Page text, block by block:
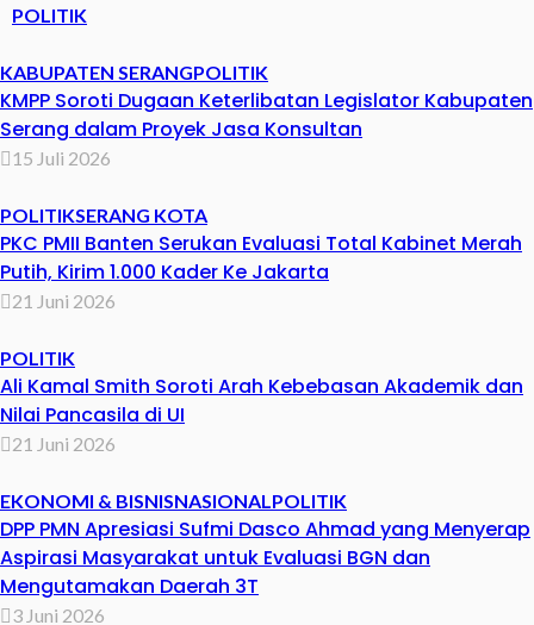
POLITIK
KABUPATEN SERANGPOLITIK
KMPP Soroti Dugaan Keterlibatan Legislator Kabupaten
Serang dalam Proyek Jasa Konsultan
15 Juli 2026
POLITIKSERANG KOTA
PKC PMII Banten Serukan Evaluasi Total Kabinet Merah
Putih, Kirim 1.000 Kader Ke Jakarta
21 Juni 2026
POLITIK
Ali Kamal Smith Soroti Arah Kebebasan Akademik dan
Nilai Pancasila di UI
21 Juni 2026
EKONOMI & BISNISNASIONALPOLITIK
DPP PMN Apresiasi Sufmi Dasco Ahmad yang Menyerap
Aspirasi Masyarakat untuk Evaluasi BGN dan
Mengutamakan Daerah 3T
3 Juni 2026